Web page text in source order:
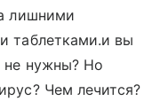
лишними
таблетками.и вы
не нужны? Но
Чем лечится?